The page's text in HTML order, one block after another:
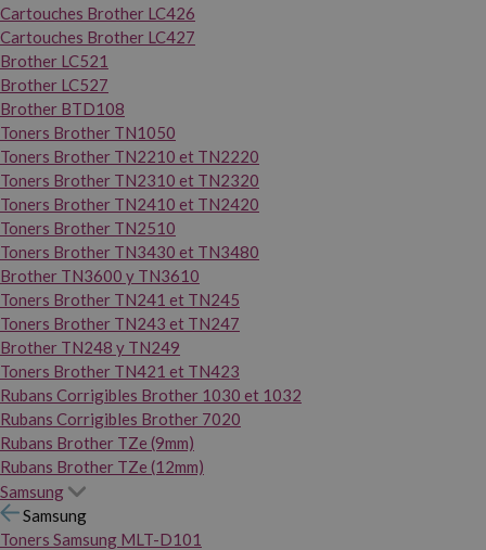
Cartouches Brother LC426
Cartouches Brother LC427
Brother LC521
Brother LC527
Brother BTD108
Toners Brother TN1050
Toners Brother TN2210 et TN2220
Toners Brother TN2310 et TN2320
Toners Brother TN2410 et TN2420
Toners Brother TN2510
Toners Brother TN3430 et TN3480
Brother TN3600 y TN3610
Toners Brother TN241 et TN245
Toners Brother TN243 et TN247
Brother TN248 y TN249
Toners Brother TN421 et TN423
Rubans Corrigibles Brother 1030 et 1032
Rubans Corrigibles Brother 7020
Rubans Brother TZe (9mm)
Rubans Brother TZe (12mm)
Samsung
Samsung
Toners Samsung MLT-D101